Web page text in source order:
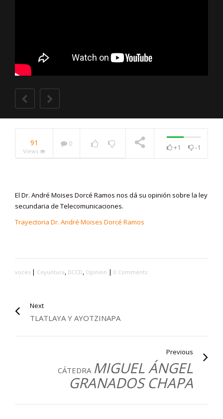
91
Views
0 +1 -1
El Dr. André Moises Dorcé Ramos nos dá su opinión sobre la ley
secundaria de Telecomunicaciones.
Trayectoria Dr. André Moises Dorcé Ramos
voces | Coyuntura, DCCD, Opinion | 0 Comments
Next
TLATLAYA Y AYOTZINAPA
Previous
CÁTEDRA MIGUEL ÁNGEL
GRANADOS CHAPA